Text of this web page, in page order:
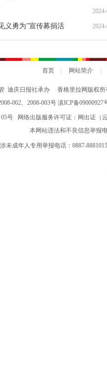
义勇为”宣传募捐活